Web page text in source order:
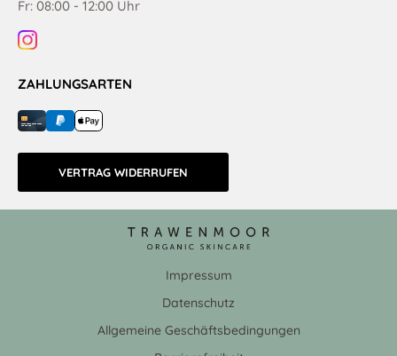
Fr: 08:00 - 12:00 Uhr
ZAHLUNGSARTEN
VERTRAG WIDERRUFEN
Impressum
Datenschutz
Allgemeine Geschäftsbedingungen